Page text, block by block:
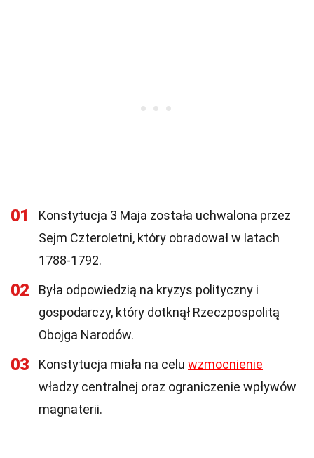
01
Konstytucja 3 Maja została uchwalona przez
Sejm Czteroletni, który obradował w latach
1788-1792.
02
Była odpowiedzią na kryzys polityczny i
gospodarczy, który dotknął Rzeczpospolitą
Obojga Narodów.
03 Konstytucja miała na celu wzmocnienie
władzy centralnej oraz ograniczenie wpływów
magnaterii.